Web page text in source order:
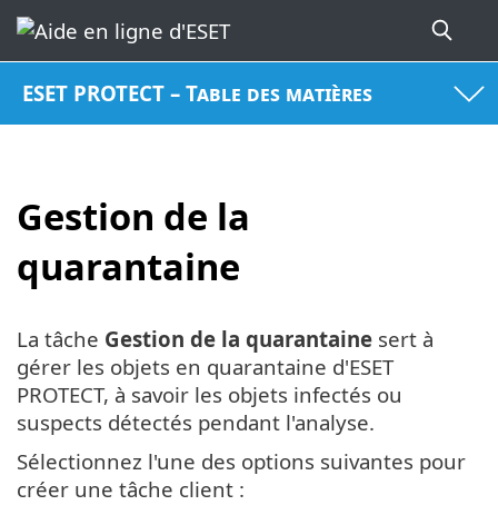
ESET PROTECT – Table des matières
Gestion de la
quarantaine
La tâche Gestion de la quarantaine sert à
gérer les objets en quarantaine d'ESET
PROTECT, à savoir les objets infectés ou
suspects détectés pendant l'analyse.
Sélectionnez l'une des options suivantes pour
créer une tâche client :